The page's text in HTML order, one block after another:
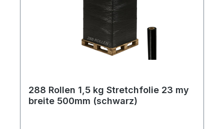
288 Rollen 1,5 kg Stretchfolie 23 my
breite 500mm (schwarz)